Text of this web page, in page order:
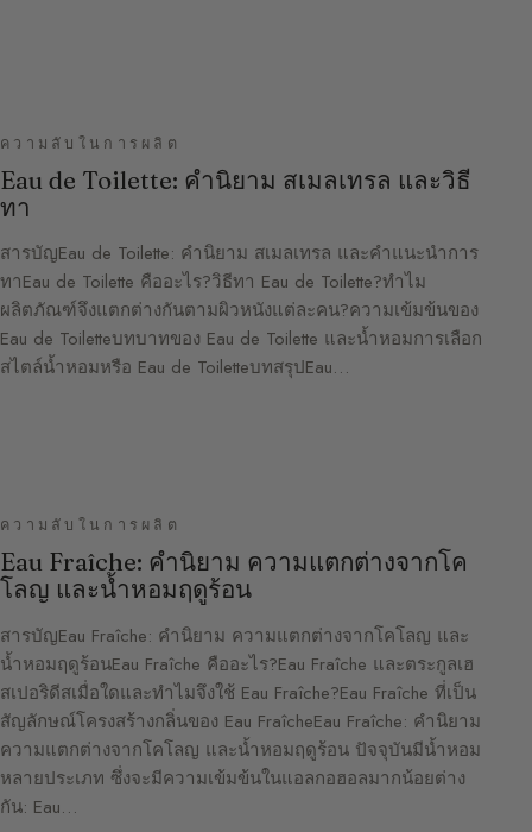
ความลับในการผลิต
Eau de Toilette: คำนิยาม สเมลเทรล และวิธี
ทา
สารบัญEau de Toilette: คำนิยาม สเมลเทรล และคำแนะนำการ
ทาEau de Toilette คืออะไร?วิธีทา Eau de Toilette?ทำไม
ผลิตภัณฑ์จึงแตกต่างกันตามผิวหนังแต่ละคน?ความเข้มข้นของ
Eau de Toiletteบทบาทของ Eau de Toilette และน้ำหอมการเลือก
สไตล์น้ำหอมหรือ Eau de ToiletteบทสรุปEau…
ความลับในการผลิต
Eau Fraîche: คำนิยาม ความแตกต่างจากโค
โลญ และน้ำหอมฤดูร้อน
สารบัญEau Fraîche: คำนิยาม ความแตกต่างจากโคโลญ และ
น้ำหอมฤดูร้อนEau Fraîche คืออะไร?Eau Fraîche และตระกูลเฮ
สเปอริดีสเมื่อใดและทำไมจึงใช้ Eau Fraîche?Eau Fraîche ที่เป็น
สัญลักษณ์โครงสร้างกลิ่นของ Eau FraîcheEau Fraîche: คำนิยาม
ความแตกต่างจากโคโลญ และน้ำหอมฤดูร้อน ปัจจุบันมีน้ำหอม
หลายประเภท ซึ่งจะมีความเข้มข้นในแอลกอฮอลมากน้อยต่าง
กัน: Eau…